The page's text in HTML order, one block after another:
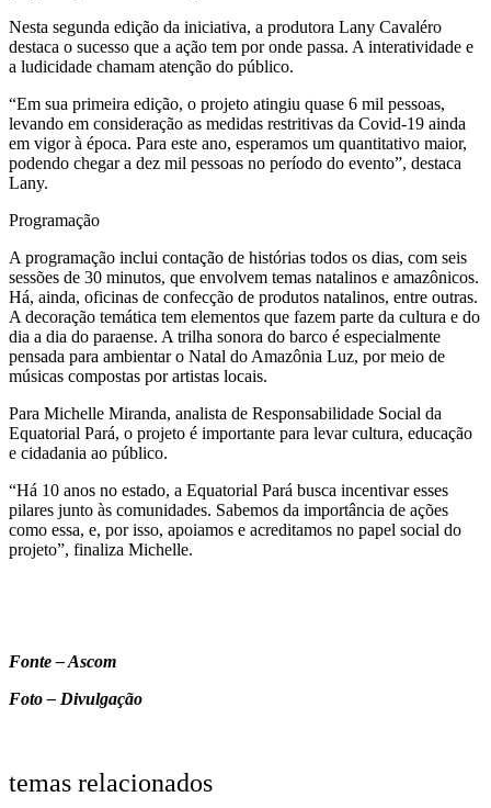
Nesta segunda edição da iniciativa, a produtora Lany Cavaléro
destaca o sucesso que a ação tem por onde passa. A interatividade e
a ludicidade chamam atenção do público.
“Em sua primeira edição, o projeto atingiu quase 6 mil pessoas,
levando em consideração as medidas restritivas da Covid-19 ainda
em vigor à época. Para este ano, esperamos um quantitativo maior,
podendo chegar a dez mil pessoas no período do evento”, destaca
Lany.
Programação
A programação inclui contação de histórias todos os dias, com seis
sessões de 30 minutos, que envolvem temas natalinos e amazônicos.
Há, ainda, oficinas de confecção de produtos natalinos, entre outras.
A decoração temática tem elementos que fazem parte da cultura e do
dia a dia do paraense. A trilha sonora do barco é especialmente
pensada para ambientar o Natal do Amazônia Luz, por meio de
músicas compostas por artistas locais.
Para Michelle Miranda, analista de Responsabilidade Social da
Equatorial Pará, o projeto é importante para levar cultura, educação
e cidadania ao público.
“Há 10 anos no estado, a Equatorial Pará busca incentivar esses
pilares junto às comunidades. Sabemos da importância de ações
como essa, e, por isso, apoiamos e acreditamos no papel social do
projeto”, finaliza Michelle.
Fonte – Ascom
Foto – Divulgação
temas relacionados